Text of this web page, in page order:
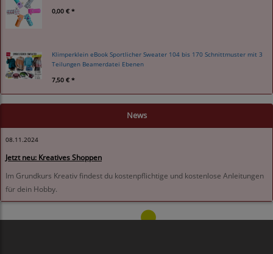
0,00 € *
Klimperklein eBook Sportlicher Sweater 104 bis 170 Schnittmuster mit 3
Teilungen Beamerdatei Ebenen
7,50 € *
News
08.11.2024
Jetzt neu: Kreatives Shoppen
Im Grundkurs Kreativ findest du kostenpflichtige und kostenlose Anleitungen
für dein Hobby.